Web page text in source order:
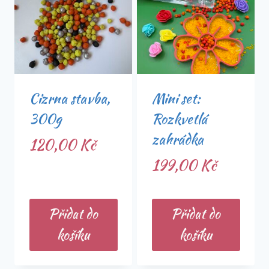
Cizrna stavba,
300g
120,00Kč
Přidat do
košíku
Mini set:
Rozkvetlá
zahrádka
199,00Kč
Přidat do
košíku